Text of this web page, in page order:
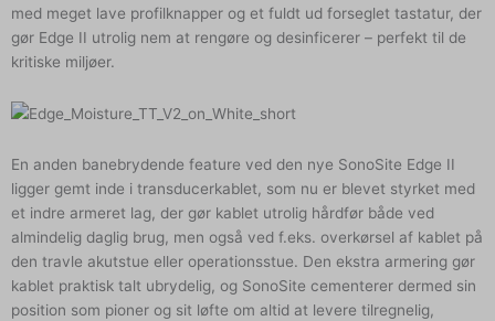
med meget lave profilknapper og et fuldt ud forseglet tastatur, der
gør Edge II utrolig nem at rengøre og desinficerer – perfekt til de
kritiske miljøer.
En anden banebrydende feature ved den nye SonoSite Edge II
ligger gemt inde i transducerkablet, som nu er blevet styrket med
et indre armeret lag, der gør kablet utrolig hårdfør både ved
almindelig daglig brug, men også ved f.eks. overkørsel af kablet på
den travle akutstue eller operationsstue. Den ekstra armering gør
kablet praktisk talt ubrydelig, og SonoSite cementerer dermed sin
position som pioner og sit løfte om altid at levere tilregnelig,